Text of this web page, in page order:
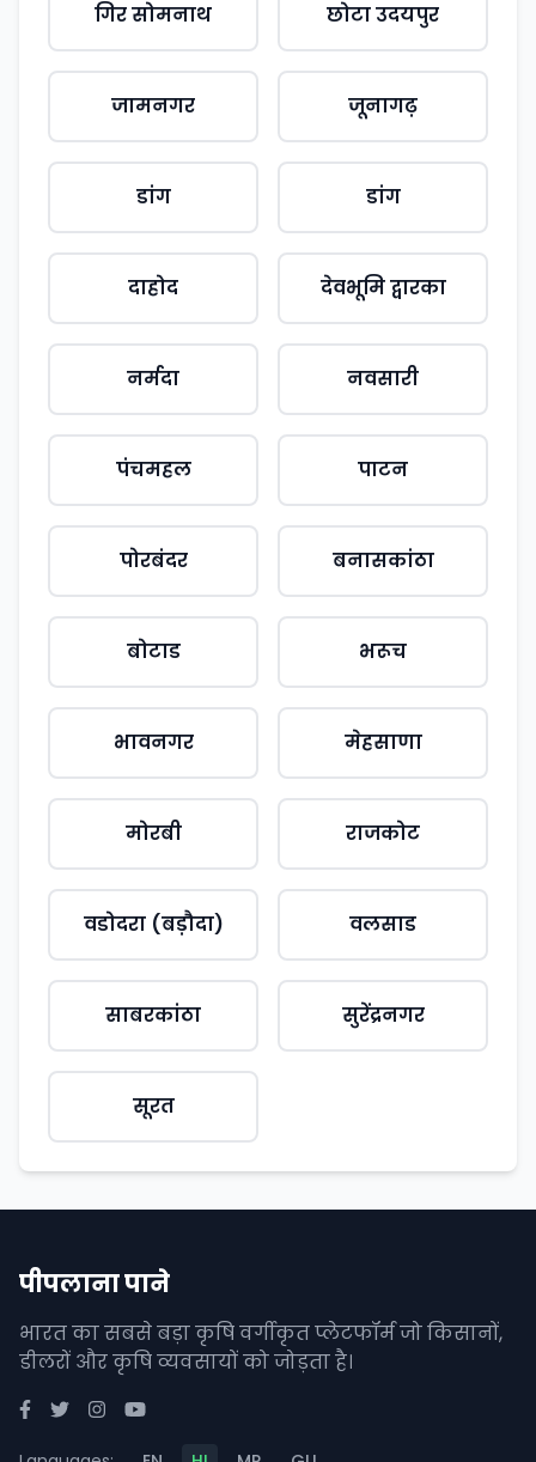
गिर सोमनाथ छोटा उदयपुर
जामनगर जूनागढ़
डांग डांग
दाहोद देवभूमि द्वारका
नर्मदा नवसारी
पंचमहल पाटन
पोरबंदर बनासकांठा
बोटाड भरूच
भावनगर मेहसाणा
मोरबी राजकोट
वडोदरा (बड़ौदा) वलसाड
साबरकांठा सुरेंद्रनगर
सूरत
पीपलाना पाने
भारत का सबसे बड़ा कृषि वर्गीकृत प्लेटफॉर्म जो किसानों,
डीलरों और कृषि व्यवसायों को जोड़ता है।